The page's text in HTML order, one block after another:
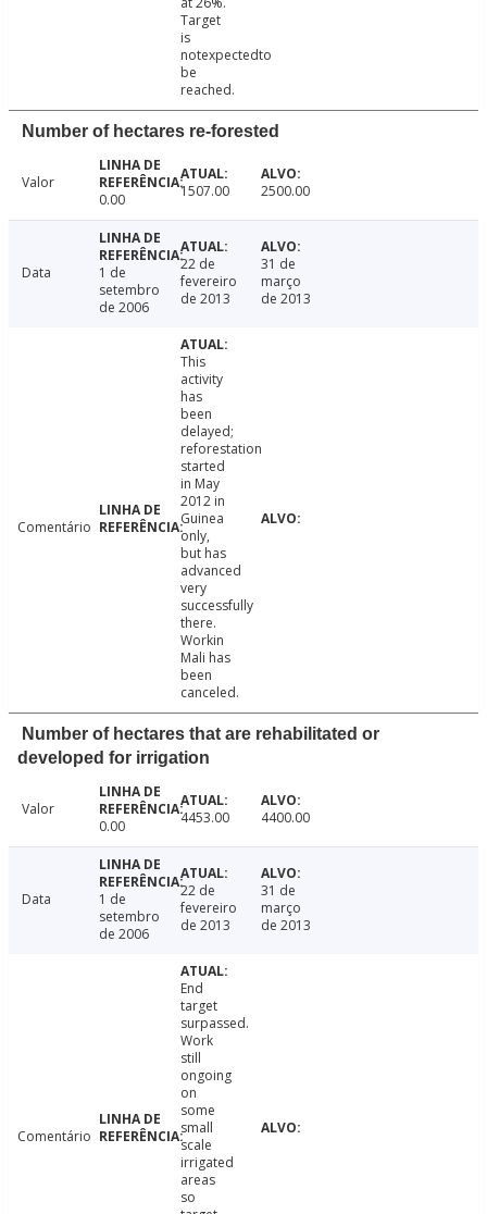
Target
is
notexpectedto
be
reached.
Number of hectares re-forested
Valor
0.00
1507.00 2500.00
Data
1 de
setembro
de 2006
22 de
fevereiro
de 2013
31 de
março
de 2013
Comentário
This
activity
has
been
delayed;
reforestation
started
in May
2012 in
Guinea
only,
but has
advanced
very
successfully
there.
Workin
Mali has
been
canceled.
Number of hectares that are rehabilitated or
developed for irrigation
Valor
0.00
4453.00 4400.00
Data
1 de
setembro
de 2006
22 de
fevereiro
de 2013
31 de
março
de 2013
Comentário
End
target
surpassed.
Work
still
ongoing
on
some
small
scale
irrigated
areas
so